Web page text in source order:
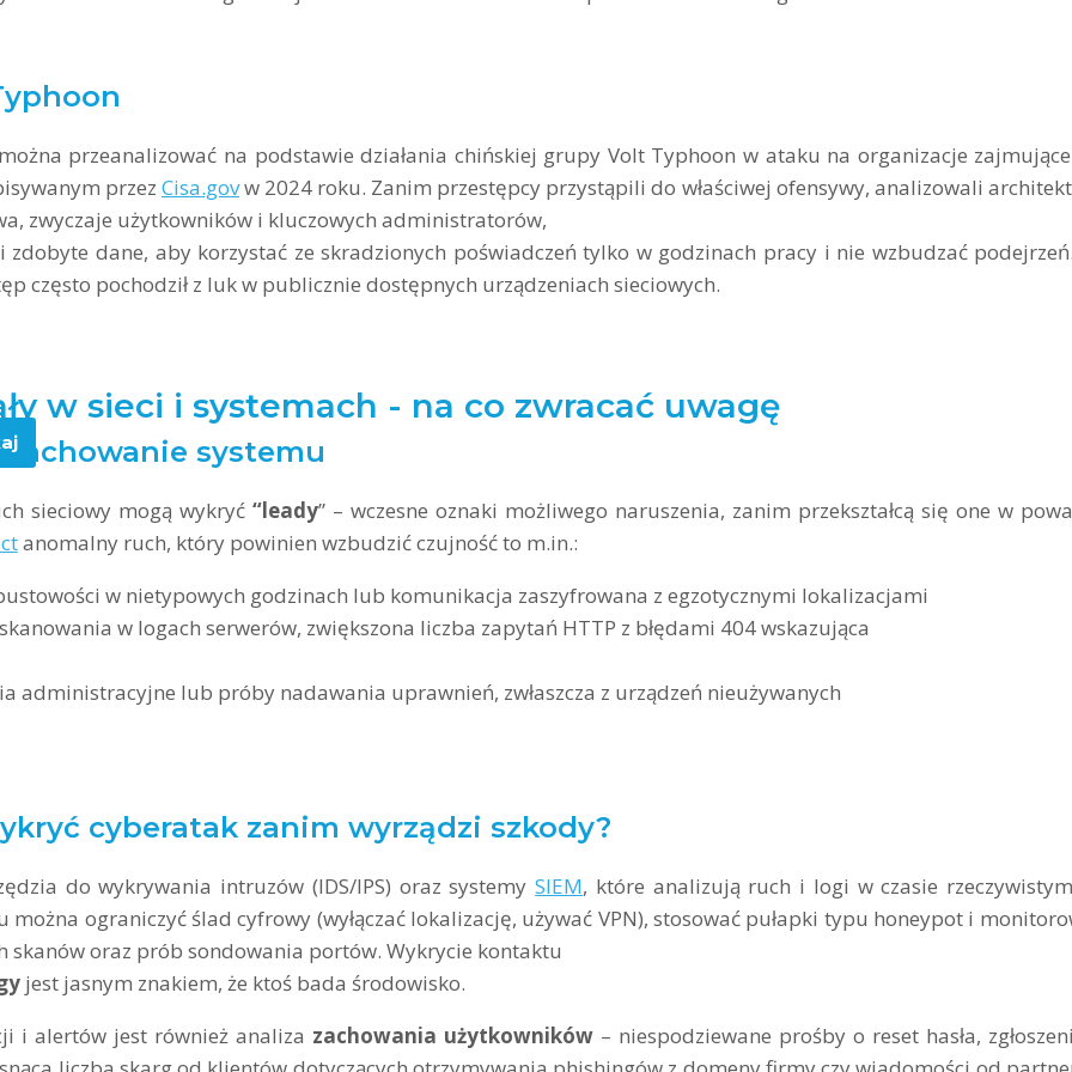
przeanalizować na podstawie działania chińskiej grupy Volt Typhoon w ataku na organizacje
przezCisa.govw 2024 roku. Zanim przestępcy przystąpili do właściwej ofensywy, analizowali
zwyczaje użytkowników i kluczowych administratorów,
dane, aby korzystać ze skradzionych poświadczeń tylko w godzinach pracy i nie wzbudzać
często pochodził z luk w publicznie dostępnych urządzeniach sieciowych.
w sieci i systemach - na co zwracać uwagę
systemu
sieciowy mogą wykryć “leady” – wczesne oznaki możliwego naruszenia, zanim przekształcą się one w
anomalny ruch, który powinien wzbudzić czujność to m.in.:
w nietypowych godzinach lub komunikacja zaszyfrowana z egzotycznymi lokalizacjami
w logach serwerów, zwiększona liczba zapytań HTTP z błędami 404 wskazująca
administracyjne lub próby nadawania uprawnień, zwłaszcza z urządzeń nieużywanych
cyberatak zanim wyrządzi szkody?
do wykrywania intruzów (IDS/IPS) oraz systemySIEM, które analizują ruch i logi w czasie
można ograniczyć ślad cyfrowy (wyłączać lokalizację, używać VPN), stosować pułapki typu honeypot i
skanów oraz prób sondowania portów. Wykrycie kontaktu
jest jasnym znakiem, że ktoś bada środowisko.
i alertów jest również analiza zachowania użytkowników– niespodziewane prośby o reset hasła,